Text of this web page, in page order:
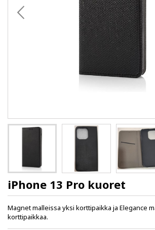
iPhone 13 Pro kuoret
Magnet malleissa yksi korttipaikka ja Elegance
korttipaikkaa.